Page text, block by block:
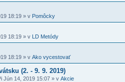
18:19 » v Pomôcky
18:19 » v LD Metódy
18:19 » v Ako vycestovať
(2. - 9. 9. 2019)
Jún 14, 2019 15:07 » v Akcie